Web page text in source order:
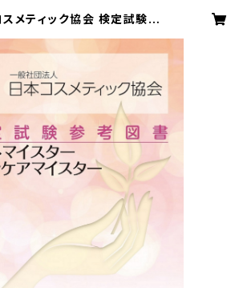
スメティック協会 検定試験参
会